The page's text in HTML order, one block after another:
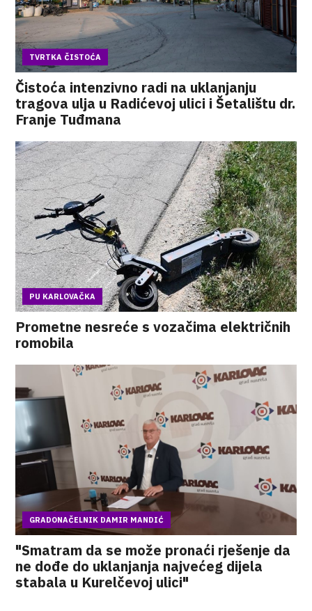
TVRTKA ČISTOĆA
Čistoća intenzivno radi na uklanjanju
tragova ulja u Radićevoj ulici i Šetalištu dr.
Franje Tuđmana
PU KARLOVAČKA
Prometne nesreće s vozačima električnih
romobila
GRADONAČELNIK DAMIR MANDIĆ
"Smatram da se može pronaći rješenje da
ne dođe do uklanjanja najvećeg dijela
stabala u Kurelčevoj ulici"